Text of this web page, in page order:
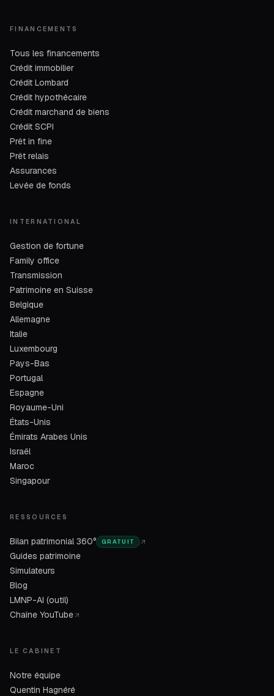
FINANCEMENTS
Tous les financements
Crédit immobilier
Crédit Lombard
Crédit hypothécaire
Crédit marchand de biens
Crédit SCPI
Prêt in fine
Prêt relais
Assurances
Levée de fonds
INTERNATIONAL
Gestion de fortune
Family office
Transmission
Patrimoine en Suisse
Belgique
Allemagne
Italie
Luxembourg
Pays-Bas
Portugal
Espagne
Royaume-Uni
États-Unis
Émirats Arabes Unis
Israël
Maroc
Singapour
RESSOURCES
Bilan patrimonial 360° GRATUIT
Guides patrimoine
Simulateurs
Blog
LMNP-AI (outil)
Chaîne YouTube
LE CABINET
Notre équipe
Quentin Hagnéré